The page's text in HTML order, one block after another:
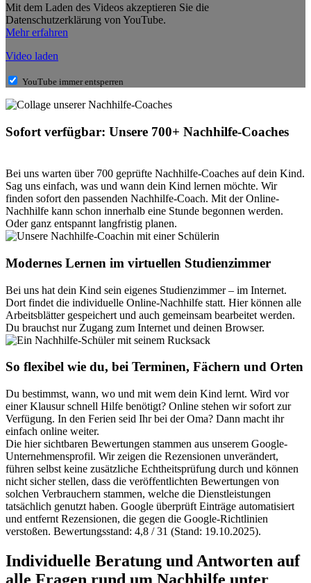
Mit dem Laden des Videos akzeptieren Sie die
Datenschutzerklärung von YouTube.
Mehr erfahren
Video laden
YouTube immer entsperren
Sofort verfügbar: Unsere 700+ Nachhilfe-Coaches
Bei uns warten über 700 geprüfte Nachhilfe-Coaches auf dein Kind.
Sag uns einfach, was und wann dein Kind lernen möchte. Wir
finden sofort den passenden Nachhilfe-Coach. Mit der Online-
Nachhilfe kann schon innerhalb eine Stunde begonnen werden.
Oder ganz entspannt langfristig planen.
Modernes Lernen im virtuellen Studienzimmer
Bei uns hat dein Kind sein eigenes Studienzimmer – im Internet.
Dort findet die individuelle Online-Nachhilfe statt. Hier können alle
Arbeitsblätter gespeichert und auch gemeinsam bearbeitet werden.
Du brauchst nur Zugang zum Internet und deinen Browser.
So flexibel wie du, bei Terminen, Fächern und Orten
Du bestimmst, wann, wo und mit wem dein Kind lernt. Wird vor
einer Klausur schnell Hilfe benötigt? Online stehen wir sofort zur
Verfügung. In den Ferien seid Ihr bei der Oma? Dann macht ihr
einfach online weiter.
Die hier sichtbaren Bewertungen stammen aus unserem Google-
Unternehmensprofil. Wir zeigen die Rezensionen unverändert,
führen selbst keine zusätzliche Echtheitsprüfung durch und können
nicht sicher stellen, dass die veröffentlichten Bewertungen von
solchen Verbrauchern stammen, welche die Dienstleistungen
tatsächlich genutzt haben. Google überprüft Einträge automatisiert
und entfernt Rezensionen, die gegen die Google-Richtlinien
verstoßen. Bewertungsstand: 4,8 / 31 (Stand: 19.10.2025).
Individuelle Beratung und Antworten auf